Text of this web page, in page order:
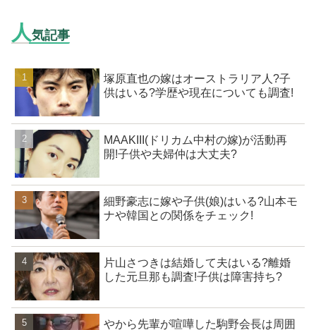
人気記事
塚原直也の嫁はオーストラリア人?子
供はいる?学歴や現在についても調査!
MAAKIII(ドリカム中村の嫁)が活動再
開!子供や夫婦仲は大丈夫?
細野豪志に嫁や子供(娘)はいる?山本モ
ナや韓国との関係をチェック!
片山さつきは結婚して夫はいる?離婚
した元旦那も調査!子供は障害持ち?
やから先輩が喧嘩した駒野会長は周囲